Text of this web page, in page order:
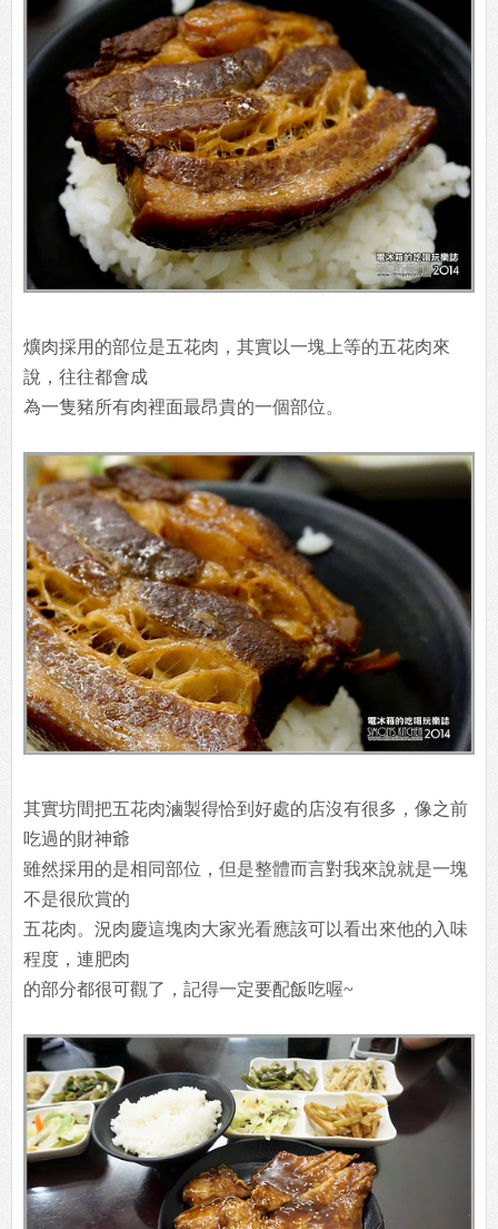
爌肉採用的部位是五花肉，其實以一塊上等的五花肉來
說，往往都會成
為一隻豬所有肉裡面最昂貴的一個部位。
其實坊間把五花肉滷製得恰到好處的店沒有很多，像之前
吃過的財神爺
雖然採用的是相同部位，但是整體而言對我來說就是一塊
不是很欣賞的
五花肉。況肉慶這塊肉大家光看應該可以看出來他的入味
程度，連肥肉
的部分都很可觀了，記得一定要配飯吃喔~